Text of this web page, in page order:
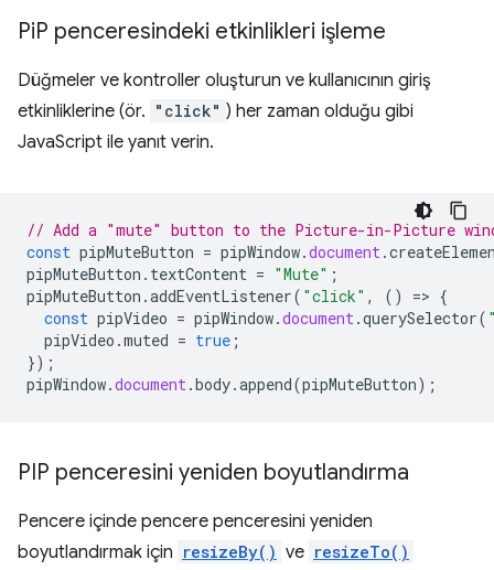
PiP penceresindeki etkinlikleri işleme
Düğmeler ve kontroller oluşturun ve kullanıcının giriş
etkinliklerine (ör. "click" ) her zaman olduğu gibi
JavaScript ile yanıt verin.
// Add a "mute" button to the Picture-in-Picture
const pipMuteButton = pipWindow.document .
pipMuteButton . textContent = "Mute" ;
pipMuteButton .addEventListener( "click" , () => {
const pipVideo = pipWindow.document .querySelector(
pipVideo .muted = true ;
});
pipWindow.document .body.append(pipMuteButton);
PIP penceresini yeniden boyutlandırma
Pencere içinde pencere penceresini yeniden
boyutlandırmak için resizeBy() ve resizeTo()